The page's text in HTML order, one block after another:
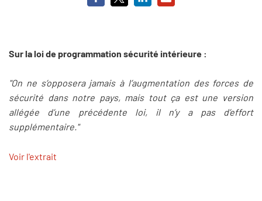
Sur la loi de programmation sécurité intérieure :
"On ne s’opposera jamais à l’augmentation des forces de
sécurité dans notre pays, mais tout ça est une version
allégée d’une précédente loi, il n’y a pas d’effort
supplémentaire."
Voir l'extrait